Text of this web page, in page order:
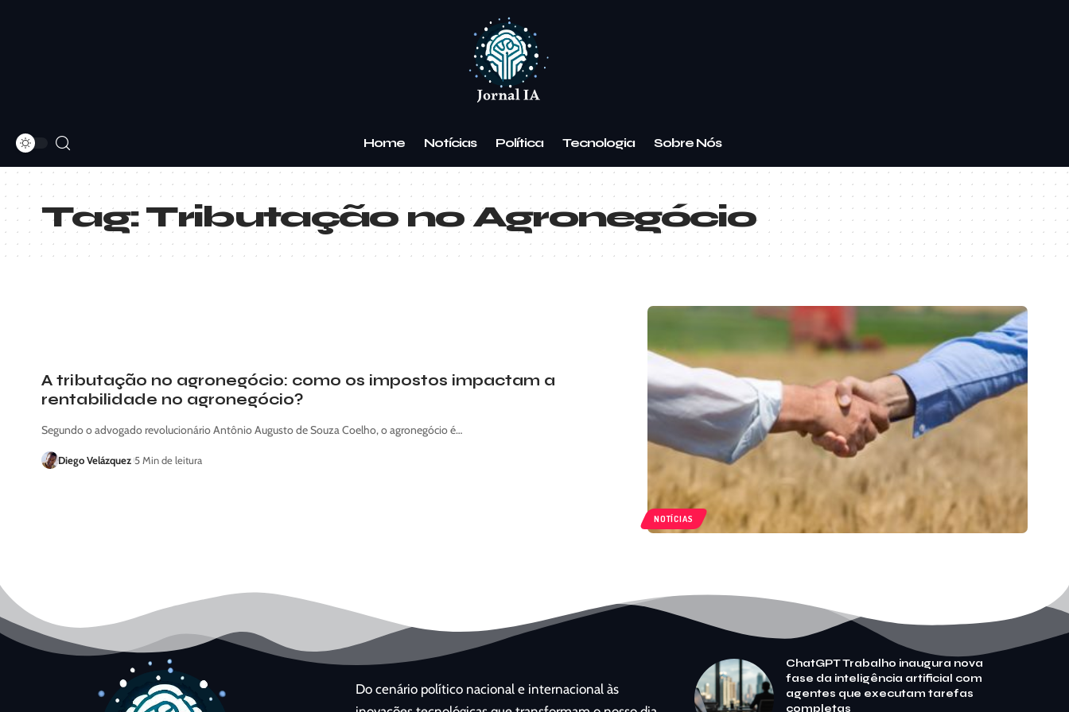
Home Notícias Política Tecnologia Sobre Nós
Tag: Tributação no Agronegócio
NOTÍCIAS
A tributação no agronegócio: como os impostos impactam a
rentabilidade no agronegócio?
Segundo o advogado revolucionário Antônio Augusto de Souza Coelho, o agronegócio é…
Diego Velázquez 5 Min de leitura
Do cenário político nacional e internacional às
ChatGPT Trabalho inaugura nova
fase da inteligência artificial com
agentes que executam tarefas
completas